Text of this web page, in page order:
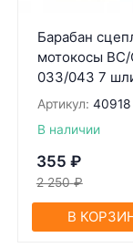
Барабан
мотокосы BC/
033/043 7
Артикул: 40918
В наличии
355 ₽
2 250 ₽
В